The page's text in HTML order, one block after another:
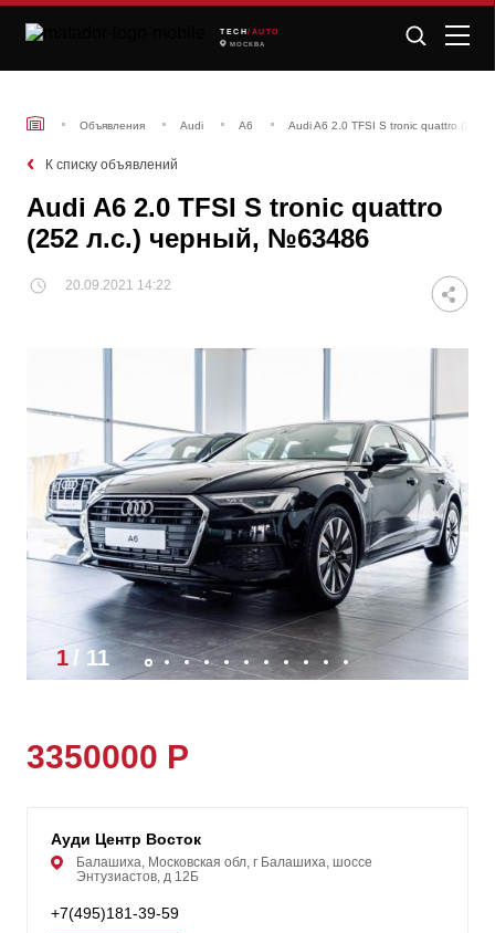
TECH /AUTO
МОСКВА
Объявления Audi A6 Audi A6 2.0 TFSI S tronic quattro (252
К списку объявлений
Audi A6 2.0 TFSI S tronic quattro
(252 л.с.) черный, №63486
20.09.2021 14:22
1 / 11
3350000 Р
Ауди Центр Восток
Балашиха, Московская обл, г Балашиха, шоссе
Энтузиастов, д 12Б
+7(495)181-39-59